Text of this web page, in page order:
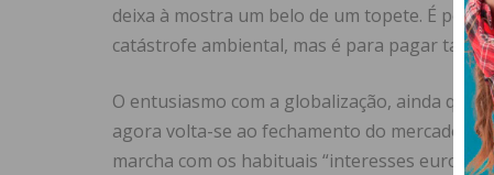
deixa à mostra um belo de um topete. É
catástrofe ambiental, mas é para pagar
O entusiasmo com a globalização, ainda que
agora volta-se ao fechamento do mercado e
marcha com os habituais “interesses